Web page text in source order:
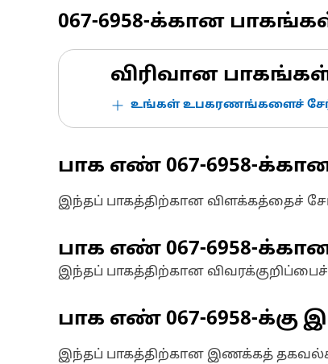
067-6958-க்கான
விரிவான
உங்கள் உபகரணங்களைச்
பாக எண் 067-6958-
இந்தப் பாகத்திற்கான விளக்கத்தைச்
பாக எண் 067-6958-க்கான
இந்தப் பாகத்திற்கான
பாக எண் 067-6958-க்கு
இந்தப் பாகத்திற்கான இணக்கத்